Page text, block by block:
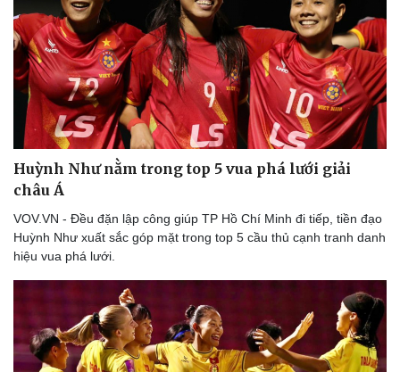
Huỳnh Như nằm trong top 5 vua phá lưới giải
châu Á
VOV.VN - Đều đặn lập công giúp TP Hồ Chí Minh đi tiếp, tiền đạo
Huỳnh Như xuất sắc góp mặt trong top 5 cầu thủ cạnh tranh danh
hiệu vua phá lưới.